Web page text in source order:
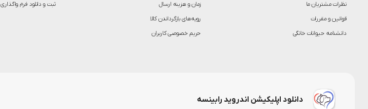
نظرات مشتریان ما
قوانین و مقررات
دانشنامه حیوانات خانگی
زمان و هزینه ارسال
رویه‌های بازگرداندن کالا
حریم خصوصی کاربران
ثبت و دانلود فرم واگذاری
دانلود اپلیکیشن اندروید رابینسه